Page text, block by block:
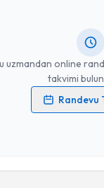
uzmandan online
takvimi
Randevu
verilerimin işlenmesine